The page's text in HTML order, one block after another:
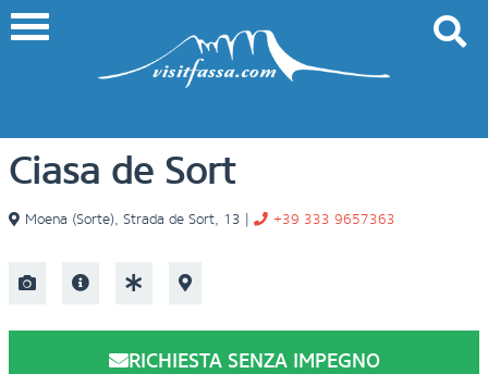
Ciasa de Sort
Moena (Sorte), Strada de Sort, 13 | +39 333 9657363
RICHIESTA SENZA IMPEGNO